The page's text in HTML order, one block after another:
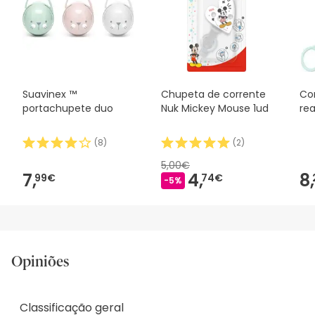
segurança, não hesites em contactar-nos. Além disso, se
desejares, também podes devolver o produto seguindo os
nossos termos e condições
Suavinex ™
portachupete duo
(8)
7,99€
Chupeta de corrente
Nuk Mickey Mouse 1ud
(2)
5,00€
-5% 4,74€ 8,
Opiniões
Classificação geral